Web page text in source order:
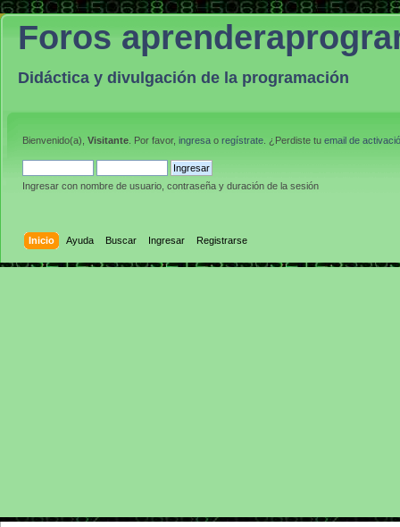
Foros
Didáctica y divulgación de la programación
Bienvenido(a), Visitante . Por favor, ingresa o regístrate . ¿Perdiste tu email de
Ingresar con nombre de usuario, contraseña y duración de la sesión
Inicio Ayuda Buscar Ingresar Registrarse